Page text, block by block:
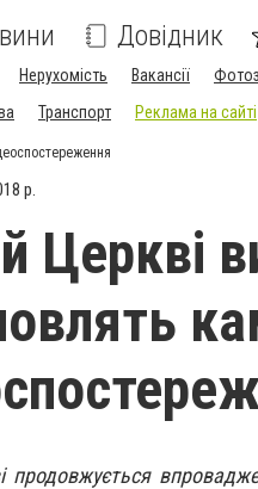
Довідник
Нерухомість Вакансії
Транспорт Реклама на сайті
р.
Церкві
продовжується